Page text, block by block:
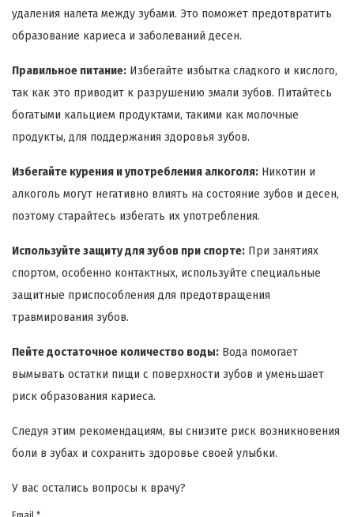
удаления налета между зубами. Это поможет предотвратить
образование кариеса и заболеваний десен.
Правильное питание: Избегайте избытка сладкого и кислого,
так как это приводит к разрушению эмали зубов. Питайтесь
богатыми кальцием продуктами, такими как молочные
продукты, для поддержания здоровья зубов.
Избегайте курения и употребления алкоголя: Никотин и
алкоголь могут негативно влиять на состояние зубов и десен,
поэтому старайтесь избегать их употребления.
Используйте защиту для зубов при спорте: При занятиях
спортом, особенно контактных, используйте специальные
защитные приспособления для предотвращения
травмирования зубов.
Пейте достаточное количество воды: Вода помогает
вымывать остатки пищи с поверхности зубов и уменьшает
риск образования кариеса.
Следуя этим рекомендациям, вы снизите риск возникновения
боли в зубах и сохранить здоровье своей улыбки.
У вас остались вопросы к врачу?